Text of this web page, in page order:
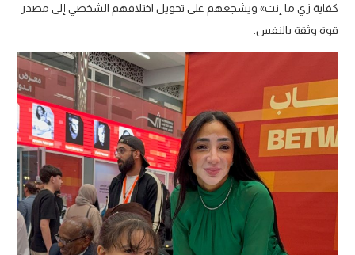
كفاية زي ما إنت» ويشجعهم على تحويل اختلافهم الشخصي إلى مصدر
قوة وثقة بالنفس.